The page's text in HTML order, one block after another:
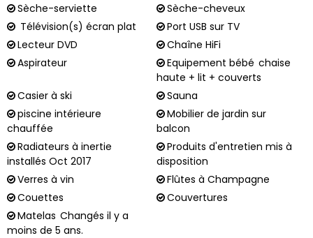
Sèche-serviette
Sèche-cheveux
Télévision(s) écran plat
Port USB sur TV
Lecteur DVD
Chaîne HiFi
Aspirateur
Equipement bébé chaise
haute + lit + couverts
Casier à ski
Sauna
piscine intérieure
chauffée
Mobilier de jardin sur
balcon
Radiateurs à inertie
installés Oct 2017
Produits d'entretien mis à
disposition
Verres à vin
Flûtes à Champagne
Couettes
Couvertures
Matelas Changés il y a
moins de 5 ans.